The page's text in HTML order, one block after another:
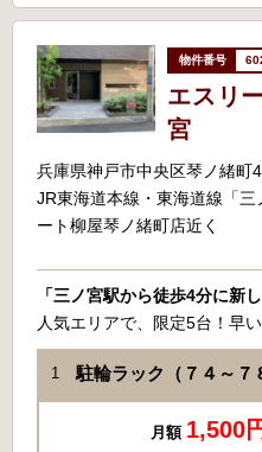
エスリ
宮
兵庫県神戸市中央区琴ノ緒町
JR東海道本線・東海道線「
ート柳屋琴ノ緒町店近く
「三ノ宮駅から徒歩4分に新
人気エリアで、限定5台！早
1 駐輪ラック（７４～７
月額 1,500